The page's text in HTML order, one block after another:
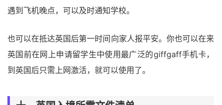
遇到飞机晚点，可以及时通知学校。
也可以在抵达英国后第一时间向家人报平安。你也可以在来
英国前在网上申请留学生中使用最广泛的giffgaff手机卡，
到英国后只需上网激活，就可以使用了。